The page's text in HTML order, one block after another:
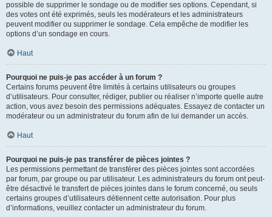
possible de supprimer le sondage ou de modifier ses options. Cependant, si
des votes ont été exprimés, seuls les modérateurs et les administrateurs
peuvent modifier ou supprimer le sondage. Cela empêche de modifier les
options d’un sondage en cours.
Haut
Pourquoi ne puis-je pas accéder à un forum ?
Certains forums peuvent être limités à certains utilisateurs ou groupes
d’utilisateurs. Pour consulter, rédiger, publier ou réaliser n’importe quelle autre
action, vous avez besoin des permissions adéquates. Essayez de contacter un
modérateur ou un administrateur du forum afin de lui demander un accès.
Haut
Pourquoi ne puis-je pas transférer de pièces jointes ?
Les permissions permettant de transférer des pièces jointes sont accordées
par forum, par groupe ou par utilisateur. Les administrateurs du forum ont peut-
être désactivé le transfert de pièces jointes dans le forum concerné, ou seuls
certains groupes d’utilisateurs détiennent cette autorisation. Pour plus
d’informations, veuillez contacter un administrateur du forum.